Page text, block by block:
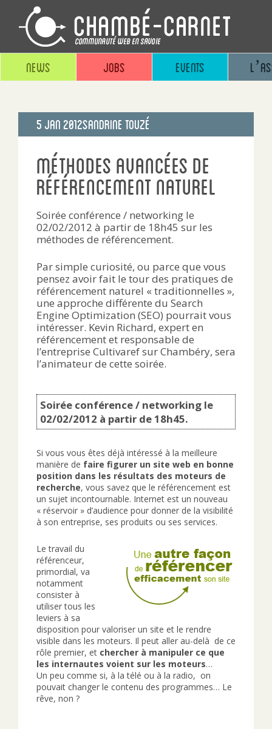
News Jobs Events
Publié
5 Jan 2012Sandrine Touzé
Méthodes avancées de
référencement naturel
Soirée conférence / networking le
02/02/2012 à partir de 18h45 sur les
méthodes de référencement.
Par simple curiosité, ou parce que vous
pensez avoir fait le tour des pratiques de
référencement naturel « traditionnelles »,
une approche différente du Search
Engine Optimization (SEO) pourrait vous
intéresser. Kevin Richard, expert en
référencement et responsable de
l’entreprise Cultivaref sur Chambéry, sera
l’animateur de cette soirée.
Soirée conférence / networking le
02/02/2012 à partir de 18h45.
Si vous vous êtes déjà intéressé à la meilleure
manière de faire figurer un site web en bonne
position dans les résultats des moteurs de
recherche, vous savez que le référencement est
un sujet incontournable. Internet est un nouveau
« réservoir » d’audience pour donner de la visibilité
à son entreprise, ses produits ou ses services.
Le travail du
référenceur,
primordial, va
notamment
consister à
utiliser tous les
leviers à sa
disposition pour valoriser un site et le rendre
visible dans les moteurs. Il peut aller au-delà de ce
rôle premier, et chercher à manipuler ce que
les internautes voient sur les moteurs…
Un peu comme si, à la télé ou à la radio, on
pouvait changer le contenu des programmes… Le
rêve, non ?